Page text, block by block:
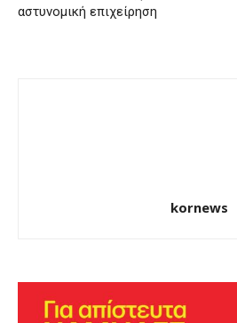
αστυνομική επιχείρηση
kornews